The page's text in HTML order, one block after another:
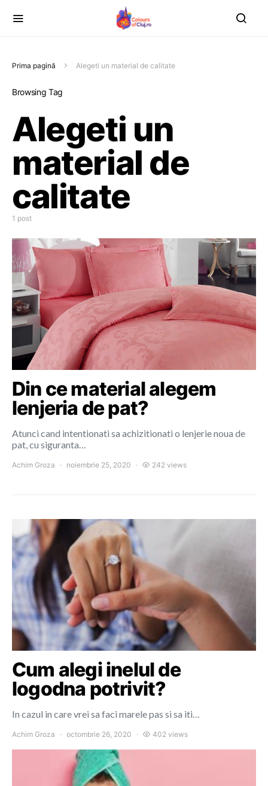
Prima pagină Alegeti un material de calitate
Browsing Tag
Alegeti un
material de
calitate
1 post
Din ce material alegem
lenjeria de pat?
Atunci cand intentionati sa achizitionati o lenjerie noua de
pat, cu siguranta…
Achim Groza noiembrie 25, 2020 242 views
Cum alegi inelul de
logodna potrivit?
In cazul in care vrei sa faci marele pas si sa iti…
Achim Groza octombrie 26, 2020 402 views